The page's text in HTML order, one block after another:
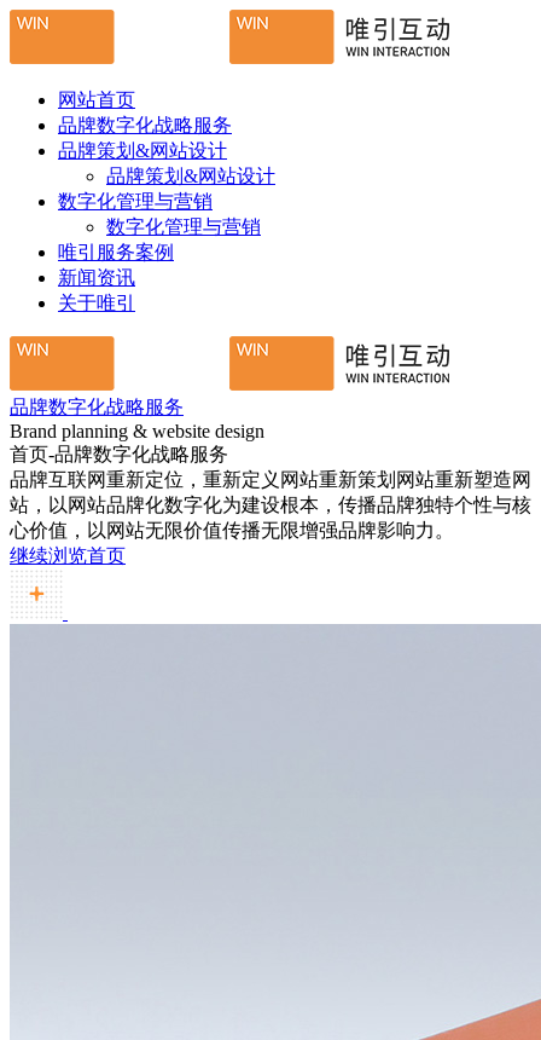
网站首页
品牌数字化战略服务
品牌策划&网站设计
品牌策划&网站设计
数字化管理与营销
数字化管理与营销
唯引服务案例
新闻资讯
关于唯引
品牌数字化战略服务
Brand planning & website design
首页-品牌数字化战略服务
品牌互联网重新定位，重新定义网站重新策划网站重新塑造网
站，以网站品牌化数字化为建设根本，传播品牌独特个性与核
心价值，以网站无限价值传播无限增强品牌影响力。
继续浏览首页